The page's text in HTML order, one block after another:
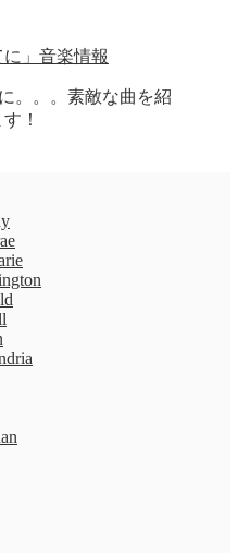
。。。素敵な曲を紹
！